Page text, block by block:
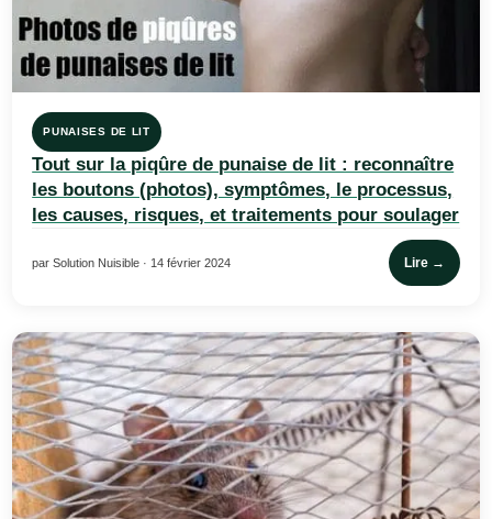
PUNAISES DE LIT
Tout sur la piqûre de punaise de lit : reconnaître
les boutons (photos), symptômes, le processus,
les causes, risques, et traitements pour soulager
par Solution Nuisible · 14 février 2024 Lire →